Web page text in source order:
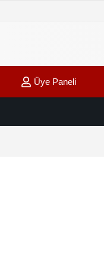
01:10
Üye Paneli